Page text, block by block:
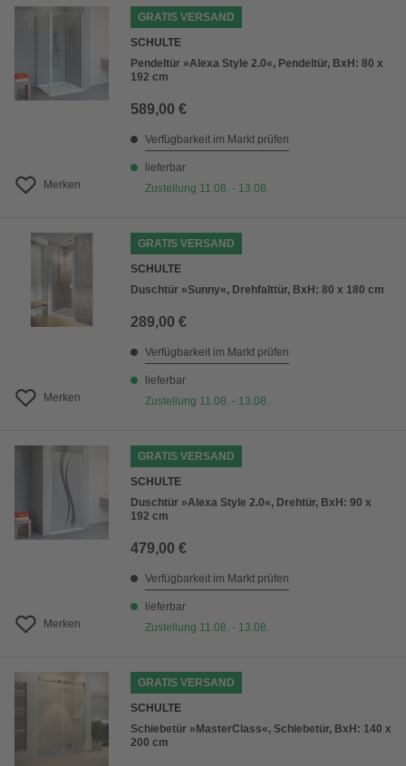
Merken
GRATIS VERSAND
SCHULTE
Pendeltür »Alexa Style 2.0«, Pendeltür, BxH: 80 x
192 cm
589,00 €
Verfügbarkeit im Markt prüfen
lieferbar
Zustellung 11.08. - 13.08.
Merken
GRATIS VERSAND
SCHULTE
Duschtür »Sunny«, Drehfalttür, BxH: 80 x 180 cm
289,00 €
Verfügbarkeit im Markt prüfen
lieferbar
Zustellung 11.08. - 13.08.
Merken
GRATIS VERSAND
SCHULTE
Duschtür »Alexa Style 2.0«, Drehtür, BxH: 90 x
192 cm
479,00 €
Verfügbarkeit im Markt prüfen
lieferbar
Zustellung 11.08. - 13.08.
GRATIS VERSAND
SCHULTE
Schiebetür »MasterClass«, Schiebetür, BxH: 140 x
200 cm